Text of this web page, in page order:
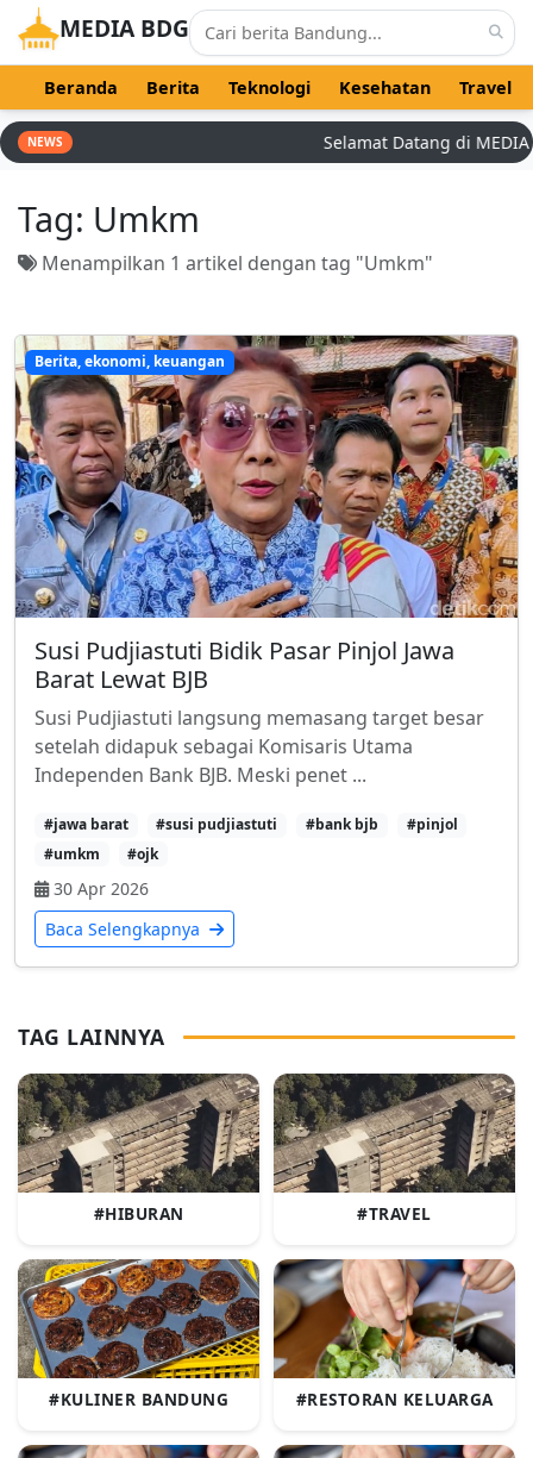
MEDIA BDG
Beranda Berita Teknologi Kesehatan Travel
NEWS Selamat Datang di
Tag: Umkm
Menampilkan 1 artikel dengan tag "Umkm"
Berita, ekonomi, keuangan
Susi Pudjiastuti Bidik Pasar Pinjol Jawa
Barat Lewat BJB
Susi Pudjiastuti langsung memasang target besar
setelah didapuk sebagai Komisaris Utama
Independen Bank BJB. Meski penet ...
#jawa barat #susi pudjiastuti #bank bjb
#pinjol
#umkm
#ojk
30 Apr 2026
Baca Selengkapnya
TAG LAINNYA
#HIBURAN #TRAVEL
#KULINER BANDUNG #RESTORAN KELUARGA